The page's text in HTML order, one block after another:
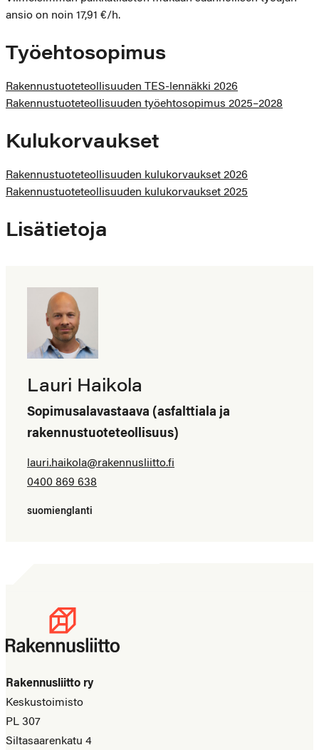
ansio on noin 17,91 €/h.
Työehtosopimus
Rakennustuoteteollisuuden TES-lennäkki 2026
Rakennustuoteteollisuuden työehtosopimus 2025–2028
Kulukorvaukset
Rakennustuoteteollisuuden kulukorvaukset 2026
Rakennustuoteteollisuuden kulukorvaukset 2025
Lisätietoja
Lauri Haikola
Sopimusalavastaava (asfalttiala ja
rakennustuoteteollisuus)
lauri.haikola@​rakennusliitto.fi
0400 869 638
suomienglanti
Rakennusliitto ry
Keskustoimisto
PL 307
Siltasaarenkatu 4